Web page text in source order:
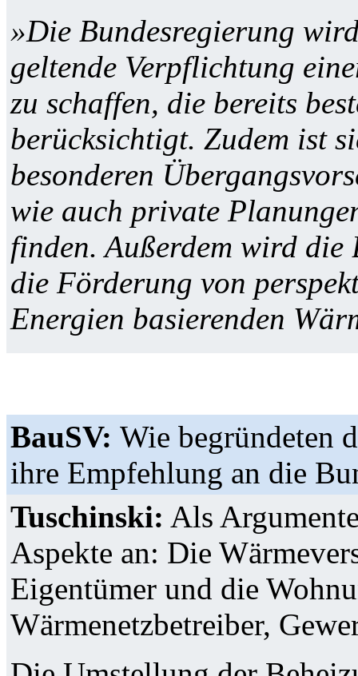
»Die Bundesregierung
geltende Verpflichtung
zu schaffen, die bereits
berücksichtigt. Zudem ist
besonderen
wie auch private
finden. Außerdem wird
die Förderung von
Energien basierenden
BauSV: Wie begründeten
ihre Empfehlung an die
Tuschinski: Als
Aspekte an: Die
Eigentümer und die
Wärmenetzbetreiber,